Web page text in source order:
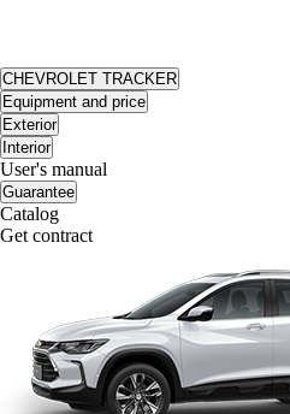
CHEVROLET TRACKER
Equipment and price
Exterior
Interior
User's manual
Guarantee
Catalog
Get contract